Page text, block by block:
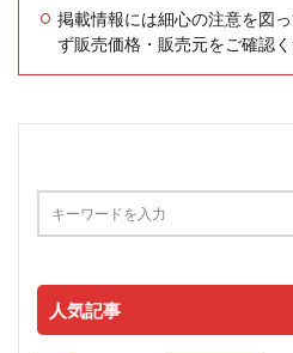
掲載情報には細心の注意を図
ず販売価格・販売元をご確認く
人気記事